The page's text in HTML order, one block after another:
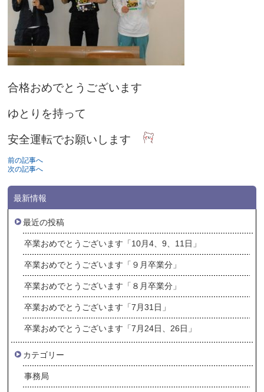
合格おめでとうございます
ゆとりを持って
安全運転でお願いします
前の記事へ
次の記事へ
最新情報
最近の投稿
卒業おめでとうございます「10月4、9、11日」
卒業おめでとうございます「９月卒業分」
卒業おめでとうございます「８月卒業分」
卒業おめでとうございます「7月31日」
卒業おめでとうございます「7月24日、26日」
カテゴリー
事務局